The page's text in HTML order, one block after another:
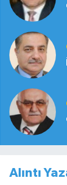
Alıntı